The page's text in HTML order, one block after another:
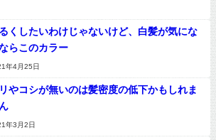
くしたいわけじゃないけど、白髪が気にな
らこのカラー
年4月25日
やコシが無いのは髪密度の低下かもしれま
年3月2日